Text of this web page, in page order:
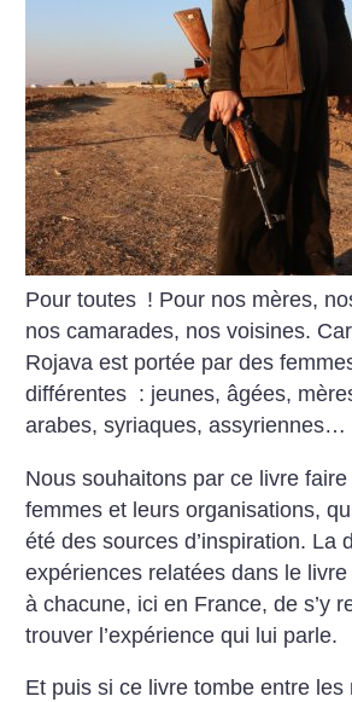
Pour toutes ! Pour nos mères,
nos camarades, nos voisines.
Rojava est portée par des
différentes : jeunes, âgées,
arabes, syriaques, assyriennes…
Nous souhaitons par ce livre
femmes et leurs organisations,
été des sources d’inspiration. La
expériences relatées dans le
à chacune, ici en France, de s’y
trouver l’expérience qui lui parle.
Et puis si ce livre tombe entre les